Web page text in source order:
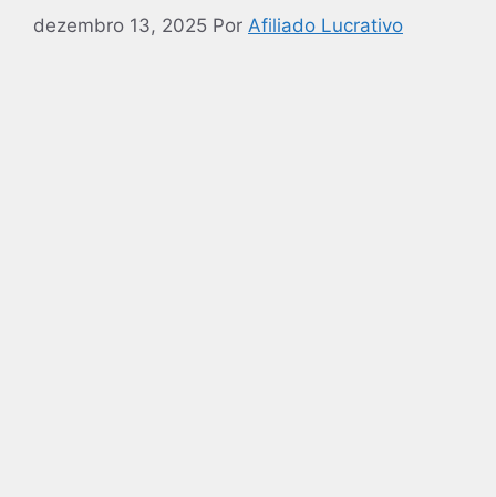
dezembro 13, 2025 Por Afiliado Lucrativo